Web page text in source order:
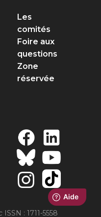
Les
comités
Foire aux
questions
Zone
réservée
ISSN : 1711-5558